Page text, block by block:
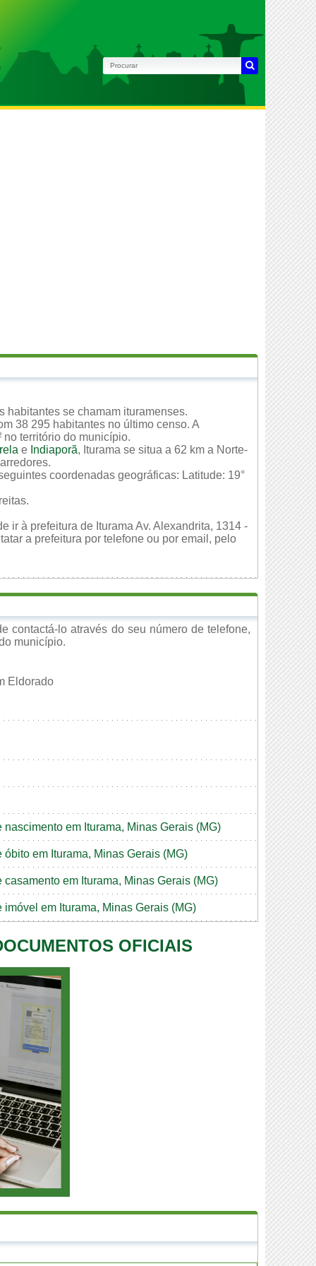
habitantes se chamam ituramenses.
38 295 habitantes no último censo. A
no território do município.
e Indiaporã, Iturama se situa a 62 km a Norte-
coordenadas geográficas: Latitude: 19°
ir à prefeitura de Iturama Av. Alexandrita, 1314 -
a prefeitura por telefone ou por email, pelo
contactá-lo através do seu número de telefone,
município.
Eldorado
em Iturama, Minas Gerais (MG)
em Iturama, Minas Gerais (MG)
em Iturama, Minas Gerais (MG)
em Iturama, Minas Gerais (MG)
OFICIAIS